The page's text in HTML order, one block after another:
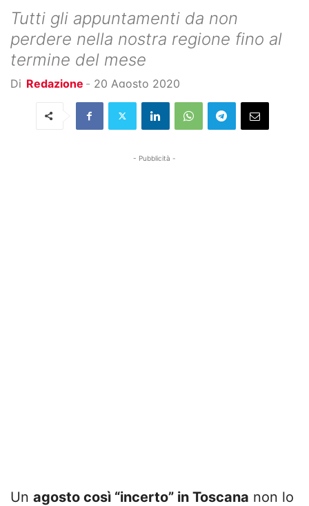
Tutti gli appuntamenti da non
perdere nella nostra regione fino al
termine del mese
Di Redazione - 20 Agosto 2020
- Pubblicità -
Un agosto così “incerto” in Toscana non lo